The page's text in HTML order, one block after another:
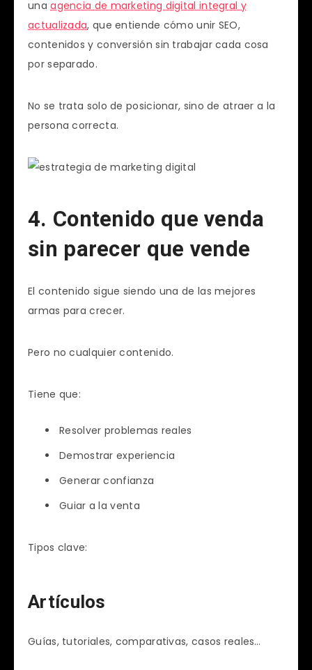
unaagencia de marketing digital integral y
actualizada, que entiende cómo unir SEO,
contenidos y conversión sin trabajar cada cosa
por separado.
No se trata solo de posicionar, sino de atraer a la
persona correcta.
4. Contenido que venda
sin parecer que vende
El contenido sigue siendo una de las mejores
armas para crecer.
Pero no cualquier contenido.
Tiene que:
Resolver problemas reales
Demostrar experiencia
Generar confianza
Guiar a la venta
Tipos clave:
Artículos
Guías, tutoriales, comparativas, casos reales…